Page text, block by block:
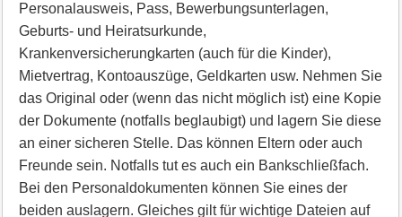
Personalausweis, Pass, Bewerbungsunterlagen,
Geburts- und Heiratsurkunde,
Krankenversicherungkarten (auch für die Kinder),
Mietvertrag, Kontoauszüge, Geldkarten usw. Nehmen Sie
das Original oder (wenn das nicht möglich ist) eine Kopie
der Dokumente (notfalls beglaubigt) und lagern Sie diese
an einer sicheren Stelle. Das können Eltern oder auch
Freunde sein. Notfalls tut es auch ein Bankschließfach.
Bei den Personaldokumenten können Sie eines der
beiden auslagern. Gleiches gilt für wichtige Dateien auf